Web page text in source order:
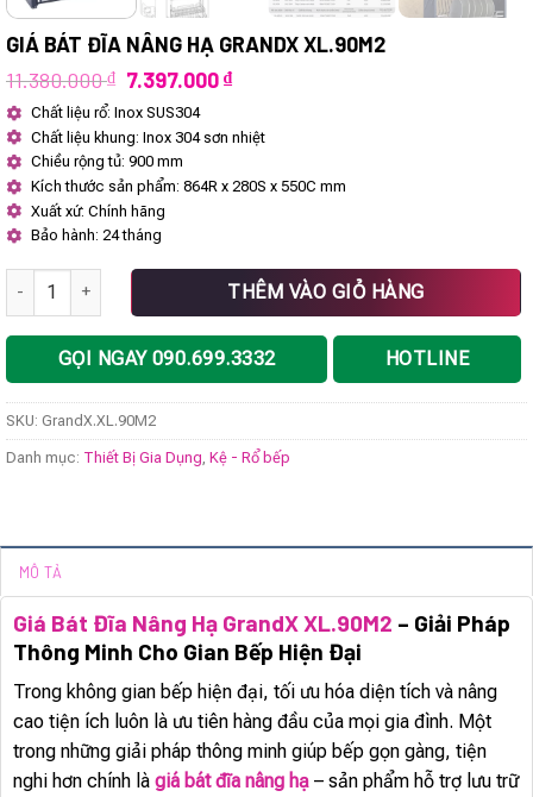
GIÁ BÁT ĐĨA NÂNG HẠ GRANDX XL.90M2
11.380.000₫ Giá
là:
11.380.000 ₫.
7.397.000₫Giá
là:
Chất liệu rổ: Inox SUS304
Chất liệu khung: Inox 304 sơn nhiệt
Chiều rộng tủ: 900 mm
Kích thước sản phẩm: 864R x 280S x 550C mm
Xuất xứ: Chính hãng
Bảo hành: 24 tháng
Giá bát đĩa nâng hạ GrandX XL.90M2 số lượng
THÊM VÀO GIỎ HÀNG
GỌI NGAY 090.699.3332 HOTLINE
SKU: GrandX.XL.90M2
Danh mục: Thiết Bị Gia Dụng Kệ - Rổ bếp
MÔ TẢ
Giá Bát Đĩa Nâng Hạ GrandX XL.90M2 – Giải Pháp
Thông Minh Cho Gian Bếp Hiện Đại
Trong không gian bếp hiện đại, tối ưu hóa diện tích và nâng
cao tiện ích luôn là ưu tiên hàng đầu của mọi gia đình. Một
trong những giải pháp thông minh giúp bếp gọn gàng, tiện
nghi hơn chính là giá bát đĩa nâng hạ – sản phẩm hỗ trợ lưu trữ